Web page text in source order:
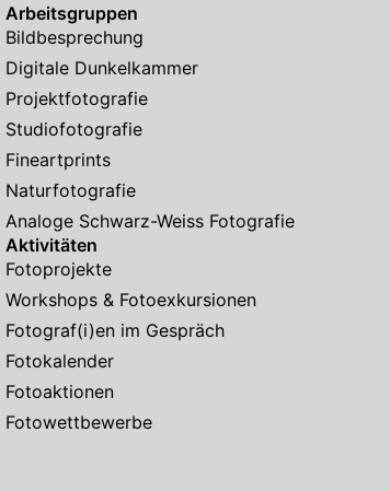
Arbeitsgruppen
Bildbesprechung
Digitale Dunkelkammer
Projektfotografie
Studiofotografie
Fineartprints
Naturfotografie
Analoge Schwarz-Weiss Fotografie
Aktivitäten
Fotoprojekte
Workshops & Fotoexkursionen
Fotograf(i)en im Gespräch
Fotokalender
Fotoaktionen
Fotowettbewerbe